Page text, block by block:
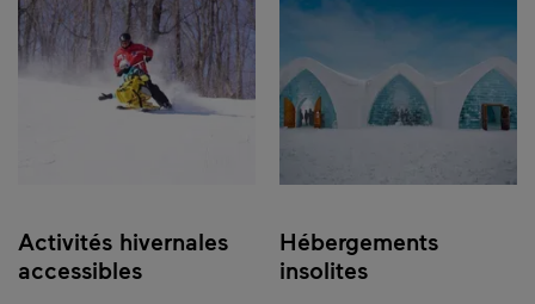
Activités hivernales
accessibles
Hébergements
insolites